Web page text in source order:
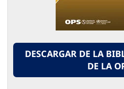
DESCARGAR DE LA
DE LA